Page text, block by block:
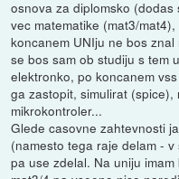
osnova za diplomsko
vec matematike (mat3/
koncanem UNIju ne bos
se bos sam ob studiju s tem
elektronko, po koncanem
ga zastopit, simulirat
mikrokontroler...
Glede casovne zahtevnosti
(namesto tega raje delam -
pa use zdelal. Na uniju